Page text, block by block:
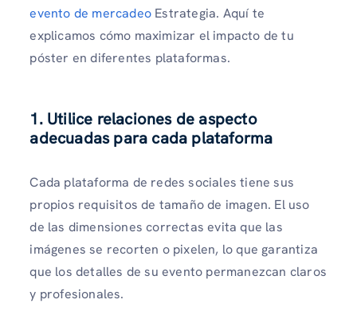
evento de mercadeo Estrategia. Aquí te
explicamos cómo maximizar el impacto de tu
póster en diferentes plataformas.
1. Utilice relaciones de aspecto
adecuadas para cada plataforma
Cada plataforma de redes sociales tiene sus
propios requisitos de tamaño de imagen. El uso
de las dimensiones correctas evita que las
imágenes se recorten o pixelen, lo que garantiza
que los detalles de su evento permanezcan claros
y profesionales.